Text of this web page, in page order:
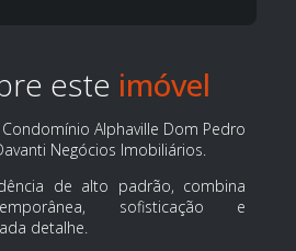
este
Alphaville Dom Pedro
Negócios Imobiliários.
de alto padrão, combina
sofisticação e
detalhe.